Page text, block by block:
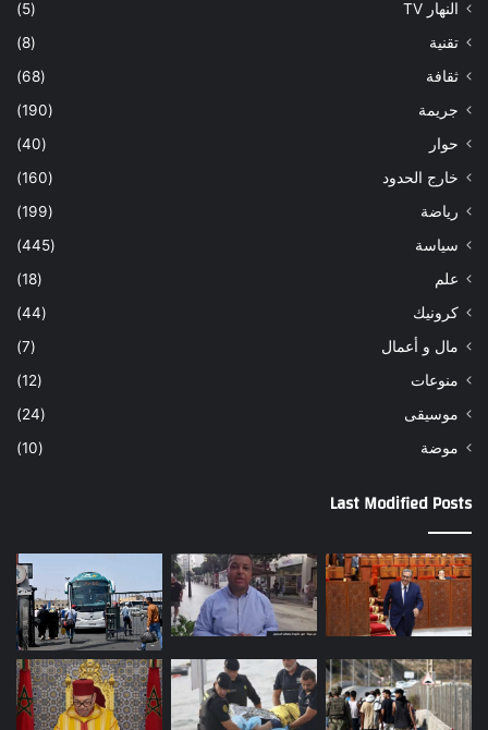
النهار TV
(5)
تقنية
(8)
ثقافة
(68)
جريمة
(190)
حوار
(40)
خارج الحدود
(160)
رياضة
(199)
سياسة
(445)
علم
(18)
كرونيك
(44)
مال و أعمال
(7)
منوعات
(12)
موسيقى
(24)
موضة
(10)
Last Modified Posts